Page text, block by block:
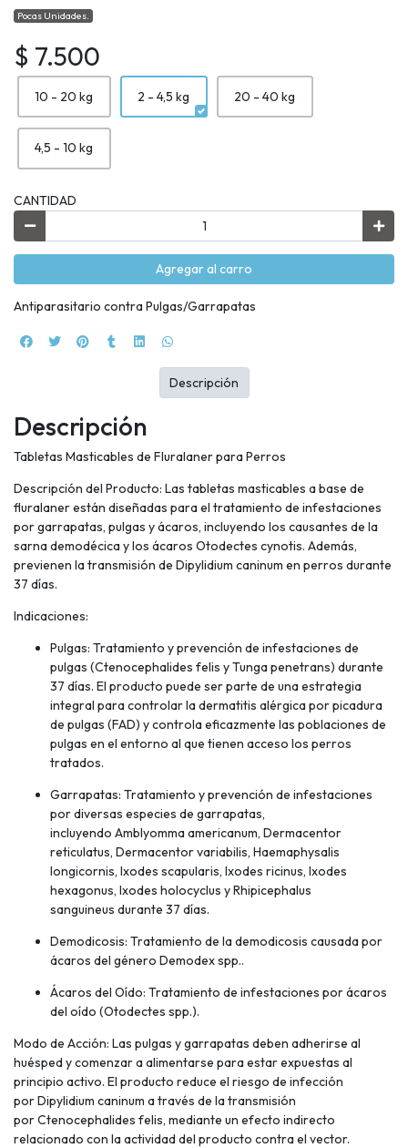
Pocas Unidades.
$ 7.500
10 - 20 kg 2 - 4,5 kg 20 - 40 kg
4,5 - 10 kg
CANTIDAD
Agregar al carro
Antiparasitario contra Pulgas/Garrapatas
Descripción
Tabletas Masticables de Fluralaner para Perros
Descripción del Producto: Las tabletas masticables a base de
fluralaner están diseñadas para el tratamiento de infestaciones
por garrapatas, pulgas y ácaros, incluyendo los causantes de la
sarna demodécica y los ácaros Otodectes cynotis. Además,
previenen la transmisión de Dipylidium caninum en perros durante
37 días.
Indicaciones:
Pulgas: Tratamiento y prevención de infestaciones de
pulgas (Ctenocephalides felis y Tunga penetrans) durante
37 días. El producto puede ser parte de una estrategia
integral para controlar la dermatitis alérgica por picadura
de pulgas (FAD) y controla eficazmente las poblaciones de
pulgas en el entorno al que tienen acceso los perros
tratados.
Garrapatas: Tratamiento y prevención de infestaciones
por diversas especies de garrapatas,
incluyendo Amblyomma americanum, Dermacentor
reticulatus, Dermacentor variabilis, Haemaphysalis
longicornis, Ixodes scapularis, Ixodes ricinus, Ixodes
hexagonus, Ixodes holocyclus y Rhipicephalus
sanguineus durante 37 días.
Demodicosis: Tratamiento de la demodicosis causada por
ácaros del género Demodex spp..
Ácaros del Oído: Tratamiento de infestaciones por ácaros
del oído (Otodectes spp.).
Modo de Acción: Las pulgas y garrapatas deben adherirse al
huésped y comenzar a alimentarse para estar expuestas al
principio activo. El producto reduce el riesgo de infección
por Dipylidium caninum a través de la transmisión
por Ctenocephalides felis, mediante un efecto indirecto
relacionado con la actividad del producto contra el vector.
Descripción